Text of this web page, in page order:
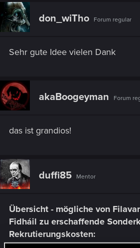
c
t
i
o
:
don_wiTho Forum regular
Sehr gute Idee vielen Dank
akaBoogeyman Forum
das ist grandios!
duffi85 Mentor
Übersicht - mögliche von
Fidháil zu erschaffende
Rekrutierungskosten: